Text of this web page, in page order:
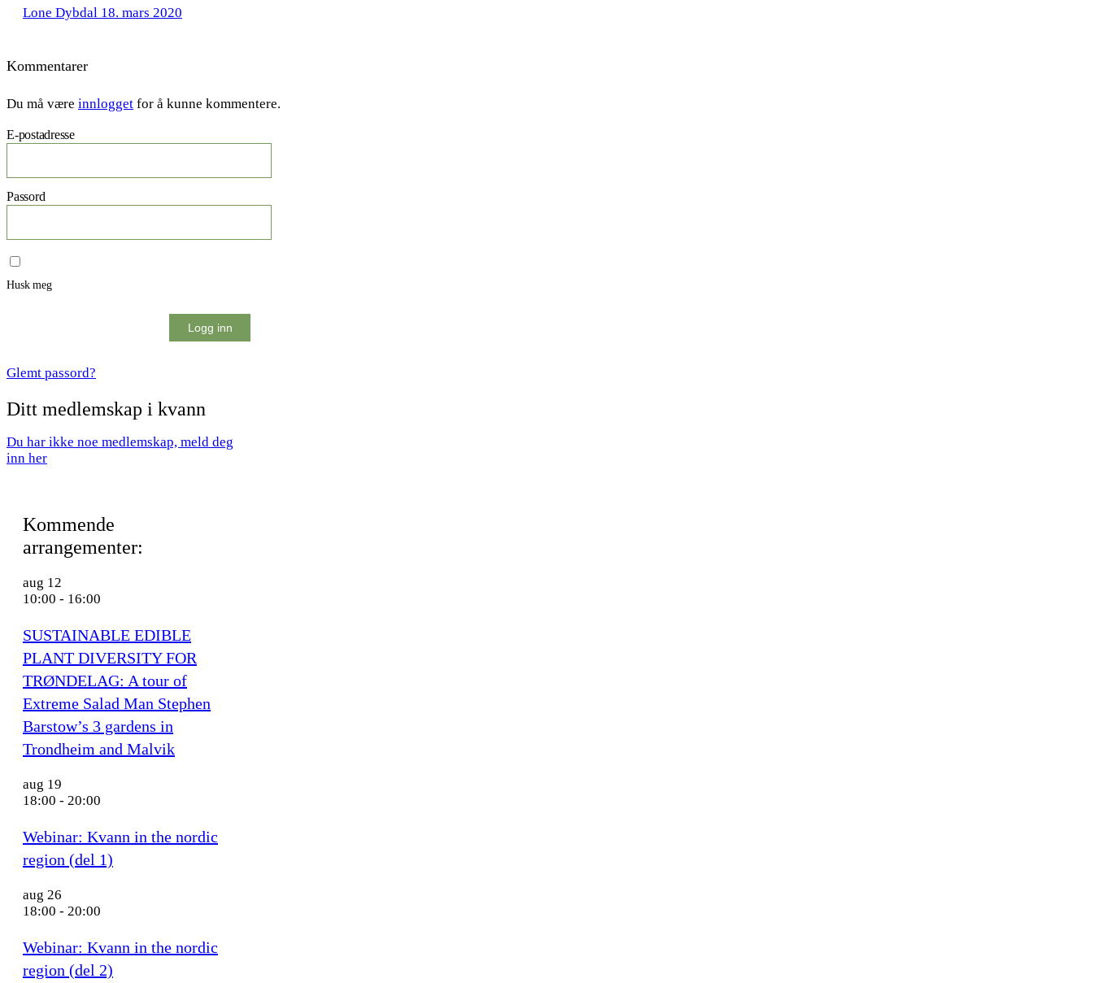
Lone Dybdal 18. mars 2020
Kommentarer
Du må være innlogget for å kunne kommentere.
E-postadresse
Passord
Husk meg
Glemt passord?
Ditt medlemskap i kvann
Du har ikke noe medlemskap, meld deg
inn her
Kommende
arrangementer:
aug 12
10:00 - 16:00
SUSTAINABLE EDIBLE
PLANT DIVERSITY FOR
TRØNDELAG: A tour of
Extreme Salad Man Stephen
Barstow’s 3 gardens in
Trondheim and Malvik
aug 19
18:00 - 20:00
Webinar: Kvann in the nordic
region (del 1)
aug 26
18:00 - 20:00
Webinar: Kvann in the nordic
region (del 2)